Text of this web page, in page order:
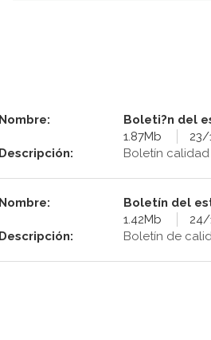
Nombre:
Boleti?n del
1.87Mb
23/
Descripción:
Boletín
Nombre:
Boletín del
1.42Mb
24/
Descripción:
Boletín de